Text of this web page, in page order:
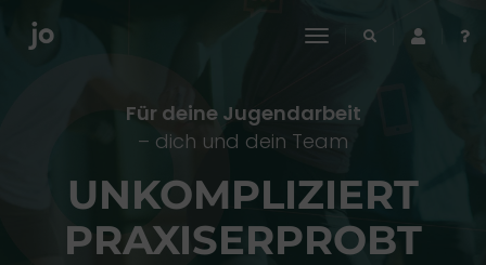
toggle
Für deine Jugendarbeit
– dich und dein Team
UNKOMPLIZIERT
PRAXISERPROBT